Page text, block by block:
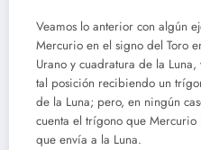
Veamos lo anterior con algún
Mercurio en el signo del Toro
Urano y cuadratura de la
tal posición recibiendo un
de la Luna; pero, en ningún
cuenta el trígono que
que envía a la Luna.